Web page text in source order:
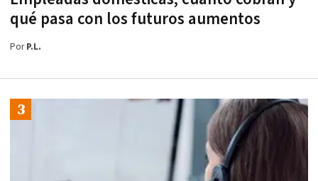
qué pasa con los futuros aumentos
PorP.L.